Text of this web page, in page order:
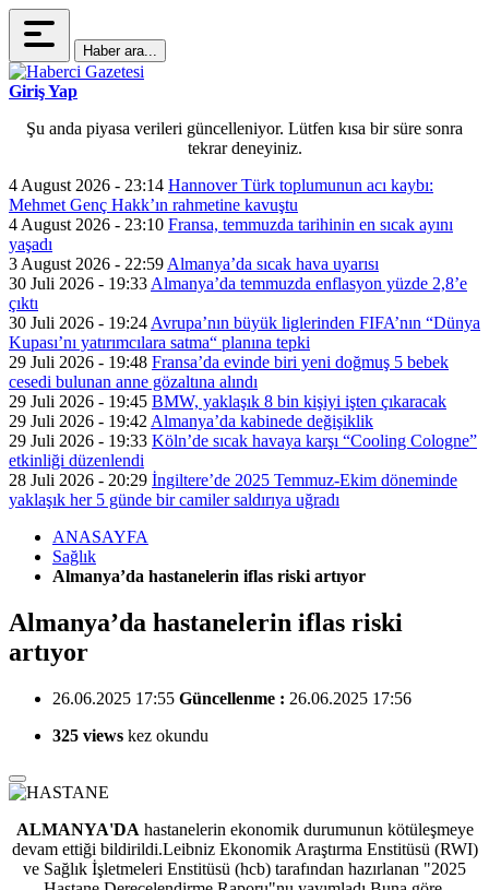
Haber ara...
Giriş Yap
Şu anda piyasa verileri güncelleniyor. Lütfen kısa bir süre sonra
tekrar deneyiniz.
4 August 2026 - 23:14 Hannover Türk toplumunun acı kaybı:
Mehmet Genç Hakk’ın rahmetine kavuştu
4 August 2026 - 23:10 Fransa, temmuzda tarihinin en sıcak ayını
yaşadı
3 August 2026 - 22:59 Almanya’da sıcak hava uyarısı
30 Juli 2026 - 19:33 Almanya’da temmuzda enflasyon yüzde 2,8’e
çıktı
30 Juli 2026 - 19:24 Avrupa’nın büyük liglerinden FIFA’nın “Dünya
Kupası’nı yatırımcılara satma“ planına tepki
29 Juli 2026 - 19:48 Fransa’da evinde biri yeni doğmuş 5 bebek
cesedi bulunan anne gözaltına alındı
29 Juli 2026 - 19:45 BMW, yaklaşık 8 bin kişiyi işten çıkaracak
29 Juli 2026 - 19:42 Almanya’da kabinede değişiklik
29 Juli 2026 - 19:33 Köln’de sıcak havaya karşı “Cooling Cologne”
etkinliği düzenlendi
28 Juli 2026 - 20:29 İngiltere’de 2025 Temmuz-Ekim döneminde
yaklaşık her 5 günde bir camiler saldırıya uğradı
ANASAYFA
Sağlık
Almanya’da hastanelerin iflas riski artıyor
Almanya’da hastanelerin iflas riski
artıyor
26.06.2025 17:55 Güncellenme : 26.06.2025 17:56
325 views kez okundu
ALMANYA'DA hastanelerin ekonomik durumunun kötüleşmeye
devam ettiği bildirildi.Leibniz Ekonomik Araştırma Enstitüsü (RWI)
ve Sağlık İşletmeleri Enstitüsü (hcb) tarafından hazırlanan "2025